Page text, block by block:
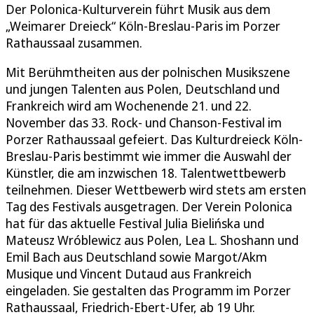
Der Polonica-Kulturverein führt Musik aus dem
„Weimarer Dreieck“ Köln-Breslau-Paris im Porzer
Rathaussaal zusammen.
Mit Berühmtheiten aus der polnischen Musikszene
und jungen Talenten aus Polen, Deutschland und
Frankreich wird am Wochenende 21. und 22.
November das 33. Rock- und Chanson-Festival im
Porzer Rathaussaal gefeiert. Das Kulturdreieck Köln-
Breslau-Paris bestimmt wie immer die Auswahl der
Künstler, die am inzwischen 18. Talentwettbewerb
teilnehmen. Dieser Wettbewerb wird stets am ersten
Tag des Festivals ausgetragen. Der Verein Polonica
hat für das aktuelle Festival Julia Bielińska und
Mateusz Wróblewicz aus Polen, Lea L. Shoshann und
Emil Bach aus Deutschland sowie Margot/Akm
Musique und Vincent Dutaud aus Frankreich
eingeladen. Sie gestalten das Programm im Porzer
Rathaussaal, Friedrich-Ebert-Ufer, ab 19 Uhr.